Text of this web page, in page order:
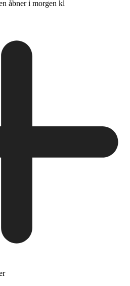
åbner i morgen kl